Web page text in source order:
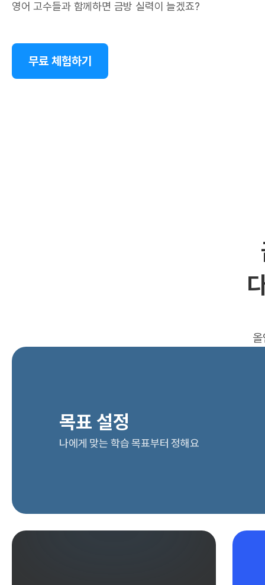
영어 고수들과 함께하면 금방 실력이 늘겠죠?
무료 체험하기
목표 설정
나에게 맞는 학습 목표부터 정해요